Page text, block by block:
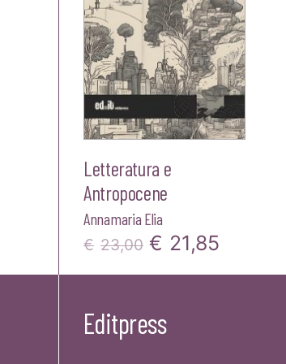
Letteratura e
Antropocene
Annamaria Elia
€ 23,00 Il
prezzo
era:
€ 21,85
prezzo
Editpress